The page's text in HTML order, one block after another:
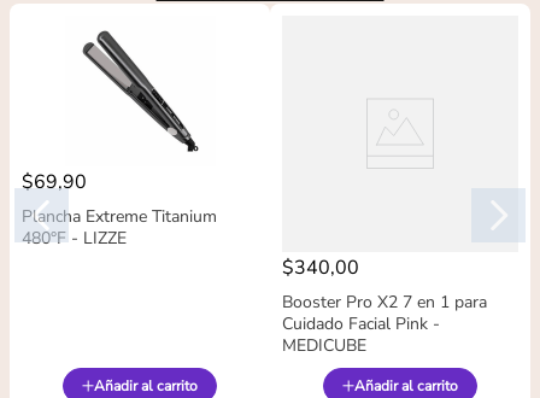
$69,90
Plancha Extreme Titanium
480°F - LIZZE
Añadir al carrito
$340,00
Booster Pro X2 7 en 1 para
Cuidado Facial Pink -
MEDICUBE
Añadir al carrito